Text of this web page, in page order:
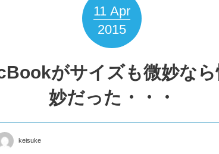
11 Apr
2015
がサイズも微妙な
妙だった・・・
keisuke